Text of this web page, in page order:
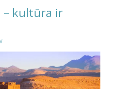
– kultūra ir